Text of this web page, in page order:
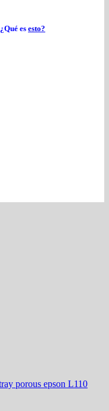
¿Qué es esto?